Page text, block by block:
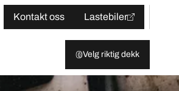
Kontakt oss Lastebiler
Velg riktig dekk